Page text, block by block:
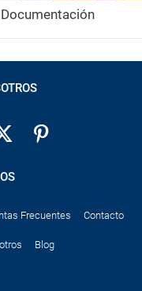
Documentación
Frecuentes Contacto
Blog